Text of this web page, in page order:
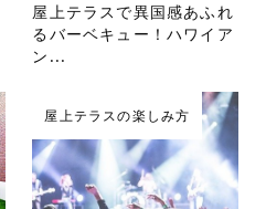
屋上テラスで異国感あふれ
るバーベキュー！ハワイア
ン...
屋上テラスの楽しみ方